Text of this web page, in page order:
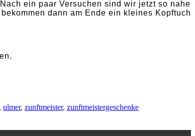
ein paar Versuchen sind wir jetzt so nahe
dann am Ende ein kleines Kopftuch
, ulmer, zunftmeister, zunftmeistergeschenke